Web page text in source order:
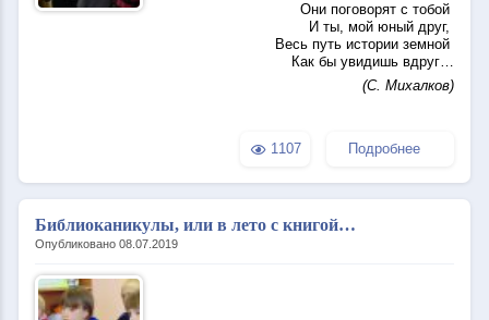
Они поговорят с тобой
И ты, мой юный друг,
Весь путь истории земной
Как бы увидишь вдруг…
(С. Михалков)
1107 Подробнее
Библиоканикулы, или в лето с книгой…
Опубликовано 08.07.2019